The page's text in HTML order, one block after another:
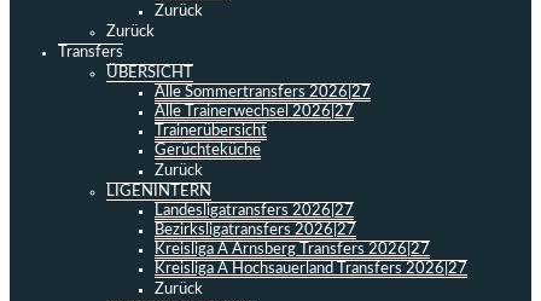
Zurück
Zurück
Transfers
ÜBERSICHT
Alle Sommertransfers 2026|27
Alle Trainerwechsel 2026|27
Trainerübersicht
Gerüchteküche
Zurück
LIGENINTERN
Landesligatransfers 2026|27
Bezirksligatransfers 2026|27
Kreisliga A Arnsberg Transfers 2026|27
Kreisliga A Hochsauerland Transfers 2026|27
Zurück